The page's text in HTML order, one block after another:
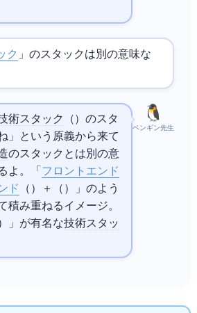
ク 」のスタックは別の意味な
ペンギン先生
術スタック
（Tech Stack）のスタ
」という原義から来て
のスタックとは別の意
よ。「 フロントエンド
ド （ ）＋DB（ ）」のよう
積み重ねるイメージ。
」が有名な技術スタッ